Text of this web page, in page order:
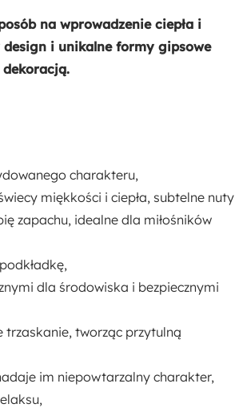
na wprowadzenie ciepła i
i unikalne formy gipsowe
dekoracją.
charakteru,
miękkości i ciepła, subtelne nuty
zapachu, idealne dla miłośników
dla środowiska i bezpiecznymi
tworząc przytulną
im niepowtarzalny charakter,